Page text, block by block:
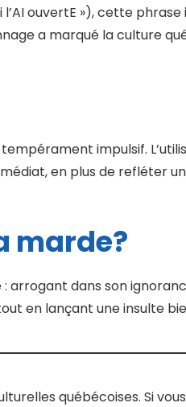
ouvertE »), cette
a marqué la culture
impulsif.
en plus de refléter
marde?
dans son
en lançant une insulte
québécoises. Si